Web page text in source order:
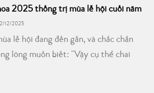
2025 thống trị mùa lễ hội cuối năm
12/2025
lễ hội đang đến gần, và chắc chắn
lòng muốn biết: "Vậy cụ thể chai